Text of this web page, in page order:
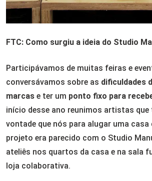
FTC: Como surgiu a ideia do Studio
Participávamos de muitas feiras e
conversávamos sobre as dificuldades
marcas e ter um ponto fixo para
início desse ano reunimos artistas que
vontade que nós para alugar uma casa
projeto era parecido com o Studio
ateliês nos quartos da casa e na sala
loja colaborativa.